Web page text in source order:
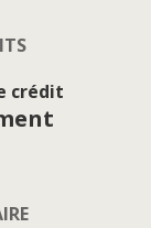
crédit